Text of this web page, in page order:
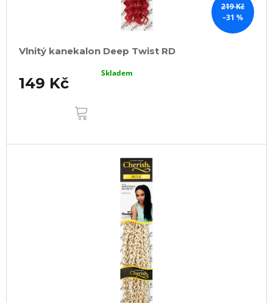
219 Kč
–31 %
Vlnitý kanekalon Deep Twist RD
149 Kč
Skladem